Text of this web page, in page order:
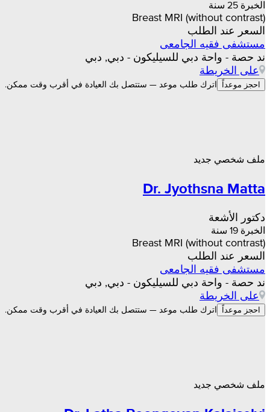
الخبرة 25 سنة
Breast MRI (without contrast)
السعر عند الطلب
مستشفى فقيه الجامعى
ند حصة - واحة دبي للسيليكون - دبي, دبي
على الخريطة
احجز موعداً اترك طلب موعد — ستتصل بك العيادة في أقرب وقت ممكن.
ملف شخصي جديد
Dr. Jyothsna Matta
دكتور الأشعة
الخبرة 19 سنة
Breast MRI (without contrast)
السعر عند الطلب
مستشفى فقيه الجامعى
ند حصة - واحة دبي للسيليكون - دبي, دبي
على الخريطة
احجز موعداً اترك طلب موعد — ستتصل بك العيادة في أقرب وقت ممكن.
ملف شخصي جديد